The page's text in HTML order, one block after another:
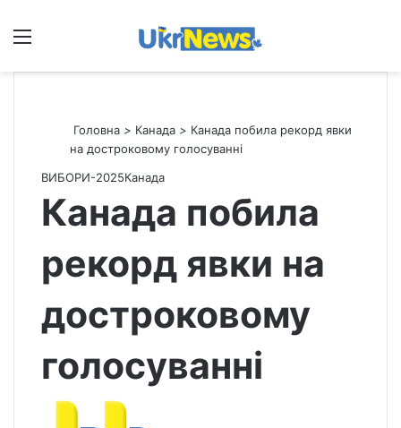
Меню
Головна > Канада > Канада побила рекорд явки
на достроковому голосуванні
ВИБОРИ-2025Канада
Канада побила
рекорд явки на
достроковому
голосуванні